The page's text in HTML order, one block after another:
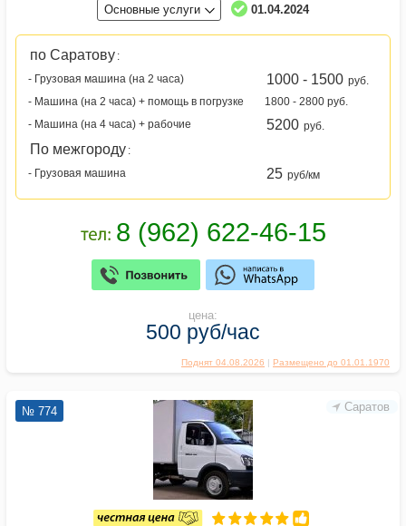
Поднят 04.08.2026 | Размещено до 01.01.1970
Основные услуги 01.04.2024
по Саратову :
- Грузовая машина (на 2 часа)
1000 - 1500 руб.
- Машина (на 2 часа) + помощь в погрузке
1800 - 2800 руб.
- Машина (на 4 часа) + рабочие
5200 руб.
По межгороду :
- Грузовая машина
25 руб/км
цена:
500 руб/час
Саратов
№ 774